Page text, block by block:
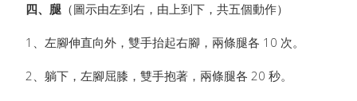
四、腿 （圖示由左到右，由上到下，共五個動作）
1、左腳伸直向外，雙手抬起右腳，兩條腿各 10 次。
2、躺下，左腳屈膝，雙手抱著，兩條腿各 20 秒。